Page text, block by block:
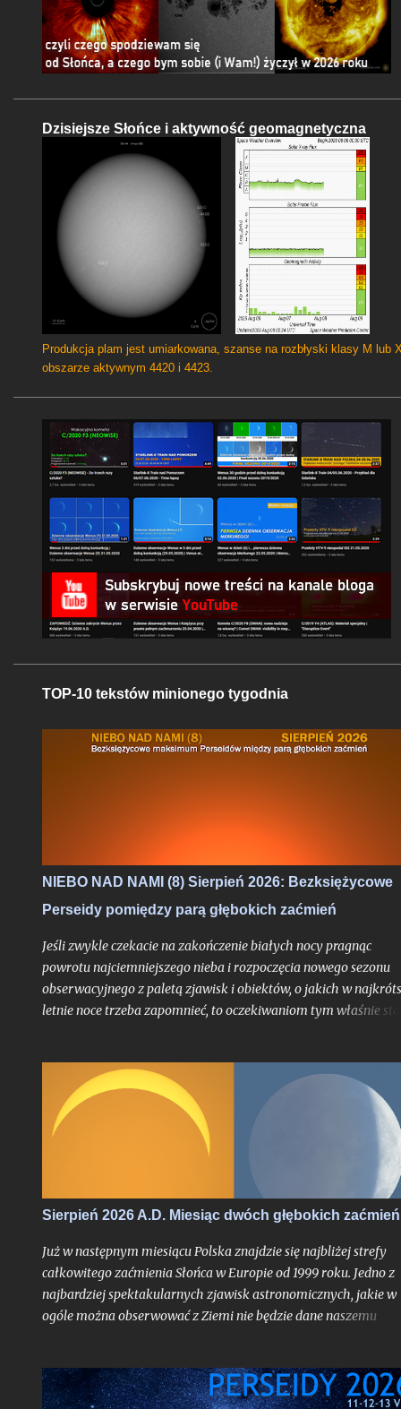
Dzisiejsze Słońce i aktywność geomagnetyczna
Produkcja plam jest umiarkowana, szanse na rozbłyski klasy M lub
obszarze aktywnym 4420 i 4423.
TOP-10 tekstów minionego tygodnia
NIEBO NAD NAMI (8) Sierpień 2026: Bezksiężycowe
Perseidy pomiędzy parą głębokich zaćmień
Jeśli zwykle czekacie na zakończenie białych nocy pragnąc
powrotu najciemniejszego nieba i rozpoczęcia nowego sezonu
obserwacyjnego z paletą zjawisk i obiektów, o jakich w
letnie noce trzeba zapomnieć, to oczekiwaniom tym właśnie
tym roku, trudno bowiem w najnowszej historii znaleźć
przypadek takiego sierpnia, który wiązałby się z
kumulacją wspaniałości na skalę jak w 2026 roku. O ile bowiem
najsłynniejszy rój meteorów nie jest dla tego miesiąca
tyle fakt, że będzie on otoczony bardzo głębokimi zaćmieniami
zarówno Słońca jak i Księżyca - to już nawarstwienie zjawisk
wielkiego kalibru na skalę, jakiej chyba nikt z nas jeszcze nie
doświadczył.
Sierpień 2026 A.D. Miesiąc dwóch głębokich zaćmień
Już w następnym miesiącu Polska znajdzie się najbliżej strefy
całkowitego zaćmienia Słońca w Europie od 1999 roku. Jedno z
najbardziej spektakularnych zjawisk astronomicznych, jakie w
ogóle można obserwować z Ziemi nie będzie dane naszemu
który obszar kontynentu chodzi - spektakl ten rozegra się
innymi nad Hiszpanią. Choć faza całkowita z Polski